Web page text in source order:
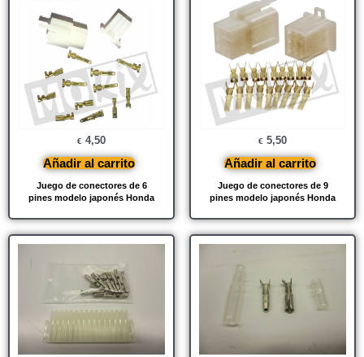
Juego de conectores de 6
pines modelo japonés Honda
€ 4,50
Añadir al carrito
Juego de conectores de 9
pines modelo japonés Honda
€ 5,50
Añadir al carrito